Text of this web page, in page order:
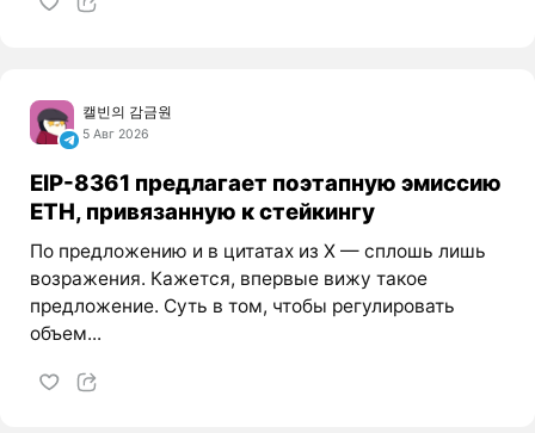
캘빈의 감금원
5 Авг 2026
EIP-8361 предлагает поэтапную эмиссию
ETH, привязанную к стейкингу
По предложению и в цитатах из X — сплошь лишь
возражения. Кажется, впервые вижу такое
предложение. Суть в том, чтобы регулировать
объем...